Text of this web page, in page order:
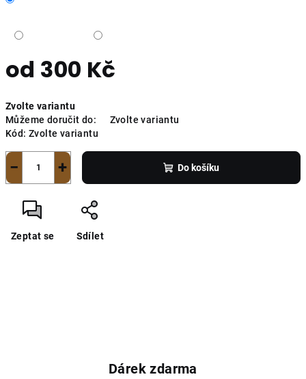
od 300 Kč
cena:
Zvolte variantu
Můžeme doručit do:
Zvolte variantu
Kód: Zvolte variantu
+
− Do košíku
Zeptat se Sdílet
Dárek zdarma